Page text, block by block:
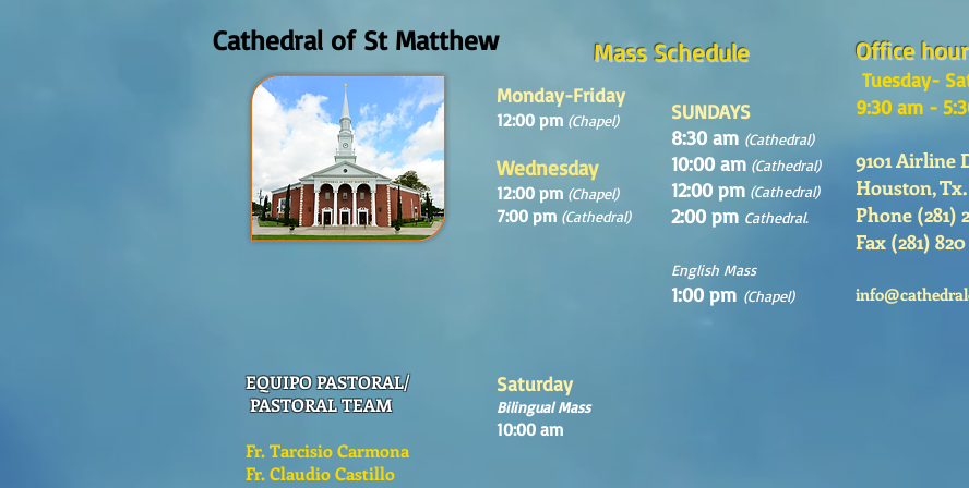
Cathedral of St Matthew Mass Schedule
Monday-Friday
12:00 pm (Chapel)
Wednesday
12:00 pm (Chapel)
7:00 pm (Cathedral)
SUNDAYS
8:30 am (Cathedral)
10:00 am (Cathedral)
12:00 pm (Cathedral)
2:00 pm Cathedral.
English Mass
1:00 pm (Chapel)
Office
Tuesday-
9:30 am -
9101 Airline
Houston,
Phone (281)
Fax (281)
EQUIPO PASTORAL/
PASTORAL TEAM
Fr. Tarcisio Carmona
Fr. Claudio Castillo
Saturday
Bilingual Mass
10:00 am